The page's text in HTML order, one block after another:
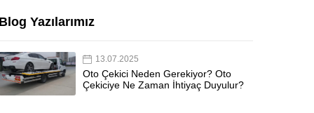
Blog Yazılarımız
13.07.2025
Oto Çekici Neden Gerekiyor? Oto
Çekiciye Ne Zaman İhtiyaç Duyulur?